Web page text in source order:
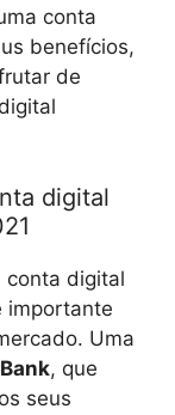
conta
benefícios,
de
digital
conta digital
importante
Uma
, que
seus